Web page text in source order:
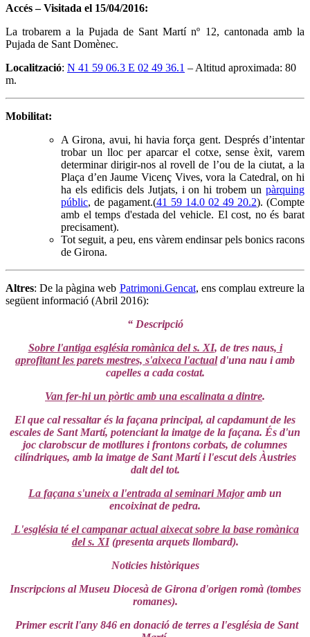
Accés – Visitada el 15/04/2016:
La trobarem a la Pujada de Sant Martí nº 12, cantonada amb la
Pujada de Sant Domènec.
Localització: N 41 59 06.3 E 02 49 36.1 – Altitud aproximada: 80
m.
Mobilitat:
A Girona, avui, hi havia força gent. Després d’intentar
trobar un lloc per aparcar el cotxe, sense èxit, varem
determinar dirigir-nos al rovell de l’ou de la ciutat, a la
Plaça d’en Jaume Vicenç Vives, vora la Catedral, on hi
ha els edificis dels Jutjats, i on hi trobem un pàrquing
públic, de pagament.(41 59 14.0 02 49 20.2). (Compte
amb el temps d'estada del vehicle. El cost, no és barat
precisament).
Tot seguit, a peu, ens vàrem endinsar pels bonics racons
de Girona.
Altres: De la pàgina web Patrimoni.Gencat, ens complau extreure la
següent informació (Abril 2016):
“ Descripció
Sobre l'antiga església romànica del s. XI, de tres naus, i
aprofitant les parets mestres, s'aixeca l'actuald'una nau i amb
capelles a cada costat.
Van fer-hi un pòrtic amb una escalinata a dintre.
El que cal ressaltar és la façana principal, al capdamunt de les
escales de Sant Martí, potenciant la imatge de la façana. És d'un
joc clarobscur de motllures i frontons corbats, de columnes
cilíndriques, amb la imatge de Sant Martí i l'escut dels Àustries
dalt del tot.
La façana s'uneix a l'entrada al seminari Majoramb un
encoixinat de pedra.
L'església té el campanar actual aixecat sobre la base romànica
del s. XI(presenta arquets llombard).
Noticies històriques
Inscripcions al Museu Diocesà de Girona d'origen romà (tombes
romanes).
Primer escrit l'any 846 en donació de terres a l'església de Sant